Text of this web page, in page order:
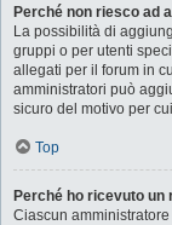
Perché non riesco ad
La possibilità di
gruppi o per utenti
allegati per il forum in
amministratori può
sicuro del motivo per
Top
Perché ho ricevuto un
Ciascun